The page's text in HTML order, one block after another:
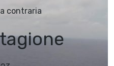
contraria